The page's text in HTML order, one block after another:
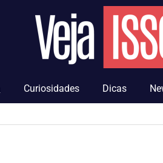
Veja
Curiosidades Dicas